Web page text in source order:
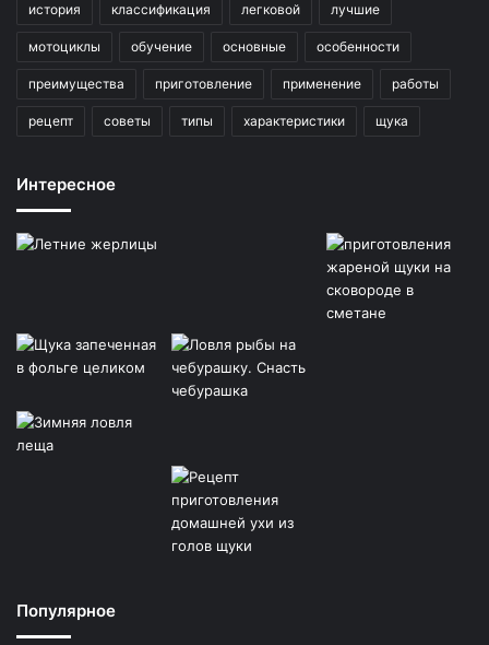
история классификация легковой лучшие
мотоциклы обучение основные особенности
преимущества приготовление применение работы
рецепт советы типы характеристики щука
Интересное
Популярное